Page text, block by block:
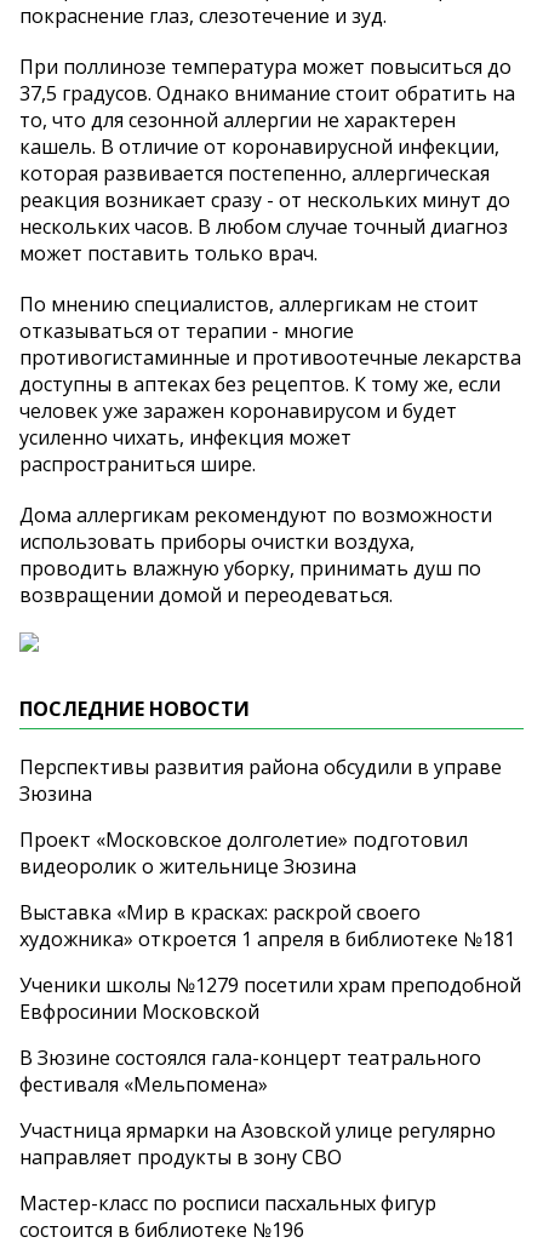
покраснение глаз, слезотечение и зуд.
При поллинозе температура может повыситься до
37,5 градусов. Однако внимание стоит обратить на
то, что для сезонной аллергии не характерен
кашель. В отличие от коронавирусной инфекции,
которая развивается постепенно, аллергическая
реакция возникает сразу - от нескольких минут до
нескольких часов. В любом случае точный диагноз
может поставить только врач.
По мнению специалистов, аллергикам не стоит
отказываться от терапии - многие
противогистаминные и противоотечные лекарства
доступны в аптеках без рецептов. К тому же, если
человек уже заражен коронавирусом и будет
усиленно чихать, инфекция может
распространиться шире.
Дома аллергикам рекомендуют по возможности
использовать приборы очистки воздуха,
проводить влажную уборку, принимать душ по
возвращении домой и переодеваться.
ПОСЛЕДНИЕ НОВОСТИ
Перспективы развития района обсудили в управе
Зюзина
Проект «Московское долголетие» подготовил
видеоролик о жительнице Зюзина
Выставка «Мир в красках: раскрой своего
художника» откроется 1 апреля в библиотеке №181
Ученики школы №1279 посетили храм преподобной
Евфросинии Московской
В Зюзине состоялся гала-концерт театрального
фестиваля «Мельпомена»
Участница ярмарки на Азовской улице регулярно
направляет продукты в зону СВО
Мастер-класс по росписи пасхальных фигур
состоится в библиотеке №196